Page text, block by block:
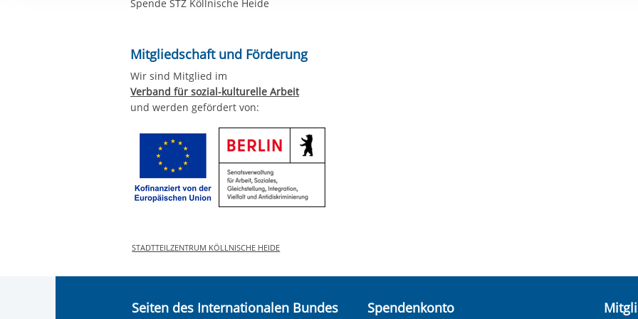
Ihre etwaige Einwilligung erstreckt sich nicht auf notwendige Cookies, die erforderlich zur
Spende STZ Köllnische Heide
Mitgliedschaft und Förderung
Wir sind Mitglied im
Verband für sozial-kulturelle Arbeit
und werden gefördert von:
STADTTEILZENTRUM KÖLLNISCHE HEIDE
Seiten des Internationalen Bundes Spendenkonto